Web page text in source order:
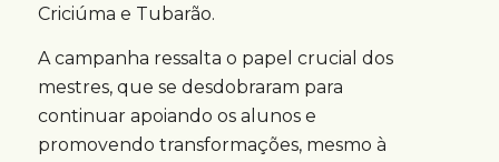
Criciúma e Tubarão.
A campanha ressalta o papel crucial dos
mestres, que se desdobraram para
continuar apoiando os alunos e
promovendo transformações, mesmo à